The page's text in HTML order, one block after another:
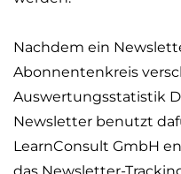
Nachdem ein
Abonnentenkreis
Auswertungsstatistik
Newsletter benutzt
LearnConsult GmbH